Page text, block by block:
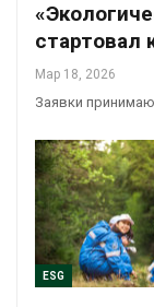
стартовал
Мар 18, 2026
Заявки
ESG